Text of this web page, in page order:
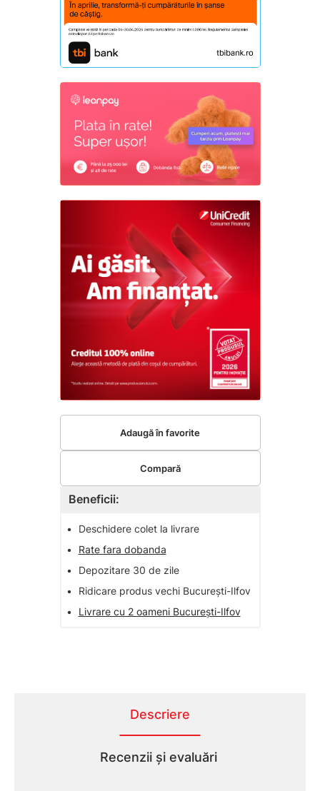
Beneficii:
•
Deschidere colet la livrare
•
Rate fara dobanda
•
Depozitare 30 de zile
•
Ridicare produs vechi București-Ilfov
•
Livrare cu 2 oameni București-Ilfov
Adaugă în favorite
Compară
Descriere
Recenzii și evaluări